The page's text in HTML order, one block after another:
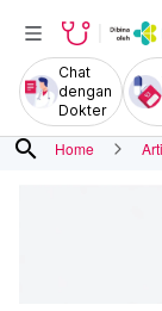
Chat
dengan
Dokter
search Home